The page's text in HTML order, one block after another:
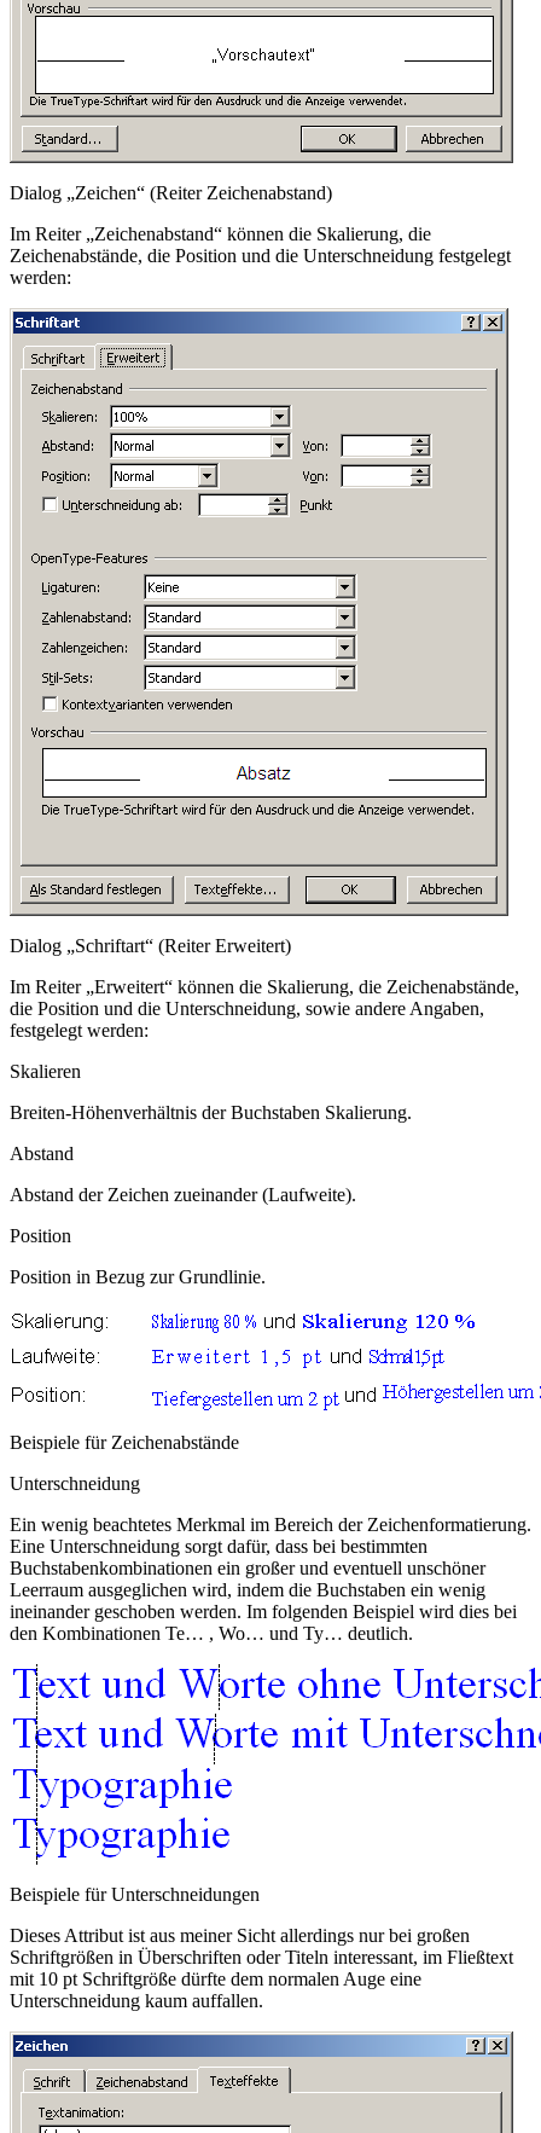
Dialog „Zeichen“ (Reiter Zeichenabstand)
Im Reiter „Zeichenabstand“ können die Skalierung, die
Zeichenabstände, die Position und die Unterschneidung festgelegt
werden:
Dialog „Schriftart“ (Reiter Erweitert)
Im Reiter „Erweitert“ können die Skalierung, die Zeichenabstände,
die Position und die Unterschneidung, sowie andere Angaben,
festgelegt werden:
Skalieren
Breiten-Höhenverhältnis der Buchstaben Skalierung.
Abstand
Abstand der Zeichen zueinander (Laufweite).
Position
Position in Bezug zur Grundlinie.
Beispiele für Zeichenabstände
Unterschneidung
Ein wenig beachtetes Merkmal im Bereich der Zeichenformatierung.
Eine Unterschneidung sorgt dafür, dass bei bestimmten
Buchstabenkombinationen ein großer und eventuell unschöner
Leerraum ausgeglichen wird, indem die Buchstaben ein wenig
ineinander geschoben werden. Im folgenden Beispiel wird dies bei
den Kombinationen Te… , Wo… und Ty… deutlich.
Beispiele für Unterschneidungen
Dieses Attribut ist aus meiner Sicht allerdings nur bei großen
Schriftgrößen in Überschriften oder Titeln interessant, im Fließtext
mit 10 pt Schriftgröße dürfte dem normalen Auge eine
Unterschneidung kaum auffallen.